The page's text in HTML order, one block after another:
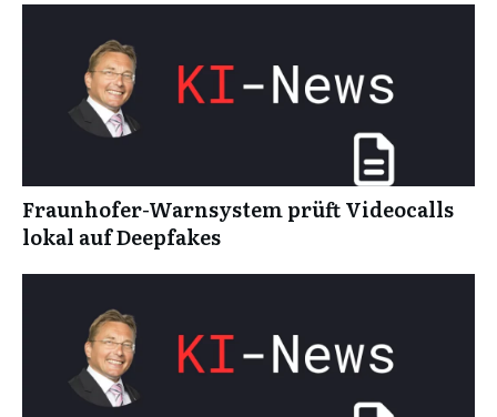
Fraunhofer-Warnsystem prüft Videocalls
lokal auf Deepfakes